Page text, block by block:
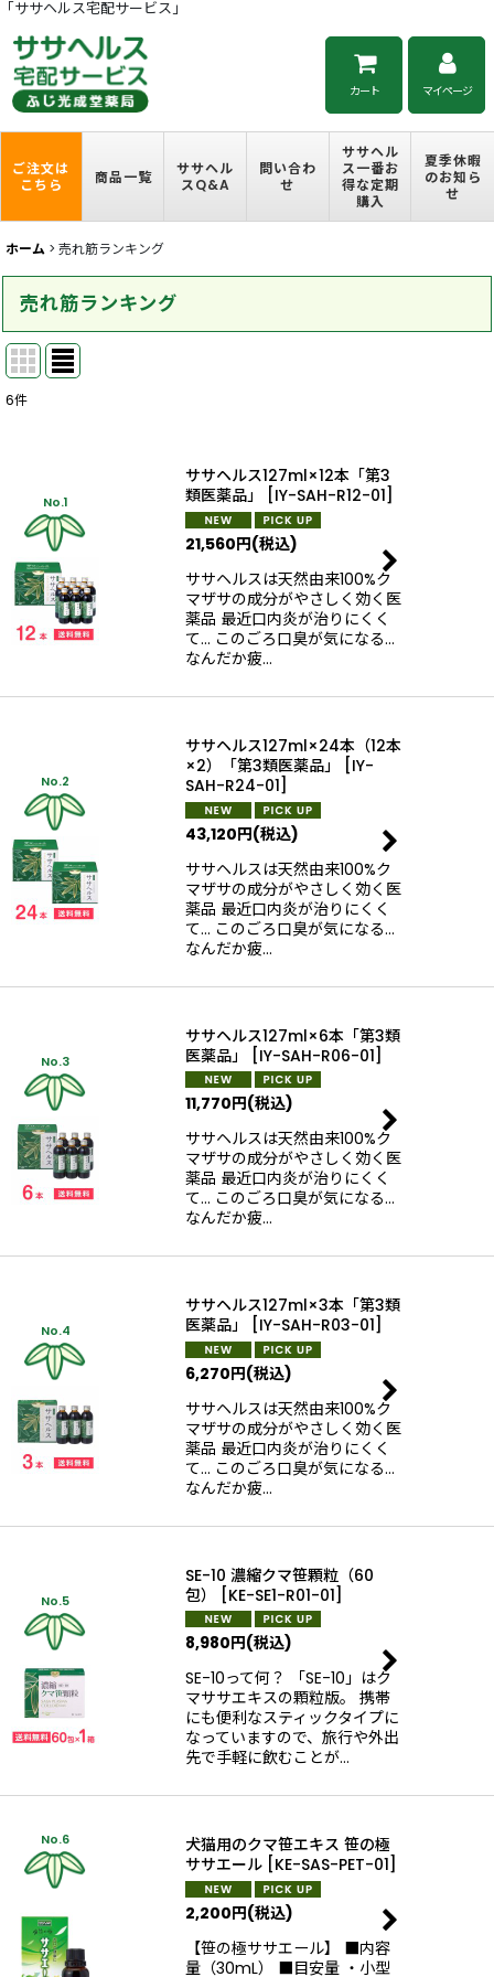
「ササヘルス宅配サービス」
カート マイページ
ご注文は
こちら
商品一覧
ササヘル
スQ&A
問い合わ
せ
ササヘル
ス一番お
得な定期
購入
夏季休暇
のお知ら
せ
ホーム > 売れ筋ランキング
売れ筋ランキング
6件
No.1
ササヘルス127ml×12本「第3
類医薬品」
[IY-SAH-R12-01]
21,560円(税込)
ササヘルスは天然由来100%ク
マザサの成分がやさしく効く医
薬品 最近口内炎が治りにくく
て… このごろ口臭が気になる…
なんだか疲…
No.2
ササヘルス127ml×24本（12本
×2）「第3類医薬品」
[IY-
SAH-R24-01]
43,120円(税込)
ササヘルスは天然由来100%ク
マザサの成分がやさしく効く医
薬品 最近口内炎が治りにくく
て… このごろ口臭が気になる…
なんだか疲…
No.3
ササヘルス127ml×6本「第3類
医薬品」
[IY-SAH-R06-01]
11,770円(税込)
ササヘルスは天然由来100%ク
マザサの成分がやさしく効く医
薬品 最近口内炎が治りにくく
て… このごろ口臭が気になる…
なんだか疲…
No.4
ササヘルス127ml×3本「第3類
医薬品」
[IY-SAH-R03-01]
6,270円(税込)
ササヘルスは天然由来100%ク
マザサの成分がやさしく効く医
薬品 最近口内炎が治りにくく
て… このごろ口臭が気になる…
なんだか疲…
No.5
SE-10 濃縮クマ笹顆粒（60
包）
[KE-SE1-R01-01]
8,980円(税込)
SE-10って何？ 「SE-10」はク
マササエキスの顆粒版。 携帯
にも便利なスティックタイプに
なっていますので、旅行や外出
先で手軽に飲むことが…
No.6
犬猫用のクマ笹エキス 笹の極
ササエール [KE-SAS-PET-01]
2,200円(税込)
【笹の極ササエール】 ■内容
量（30mL） ■目安量 ・小型